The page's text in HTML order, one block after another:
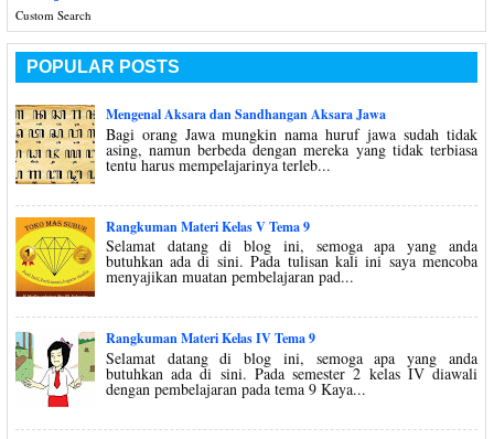
Custom Search
POPULAR POSTS
Mengenal Aksara dan Sandhangan Aksara Jawa
Bagi orang Jawa mungkin nama huruf jawa sudah tidak
asing, namun berbeda dengan mereka yang tidak terbiasa
tentu harus mempelajarinya terleb...
Rangkuman Materi Kelas V Tema 9
Selamat datang di blog ini, semoga apa yang anda
butuhkan ada di sini. Pada tulisan kali ini saya mencoba
menyajikan muatan pembelajaran pad...
Rangkuman Materi Kelas IV Tema 9
Selamat datang di blog ini, semoga apa yang anda
butuhkan ada di sini. Pada semester 2 kelas IV diawali
dengan pembelajaran pada tema 9 Kaya...